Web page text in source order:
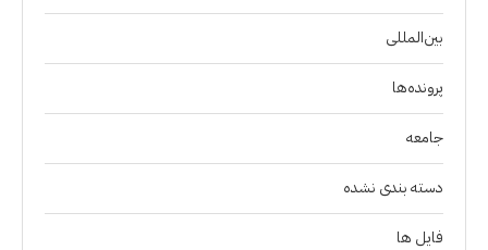
بین‌المللی
پرونده‌ها
جامعه
دسته بندی نشده
فايل ها